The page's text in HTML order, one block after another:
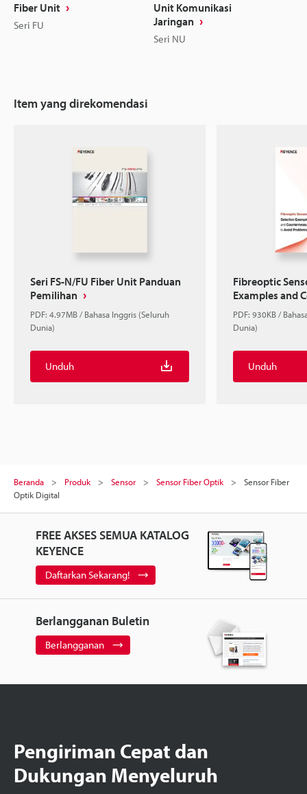
Fiber Unit
Seri FU
Unit Komunikasi
Jaringan
Seri NU
Item yang direkomendasi
Seri FS-N/FU Fiber Unit Panduan
Pemilihan
PDF: 4.97MB / Bahasa Inggris (Seluruh
Dunia)
Unduh
Fibreoptic
Examples and
PDF: 930KB /
Dunia)
Unduh
Beranda Produk Sensor Sensor Fiber Optik
Sensor Fiber
Optik Digital
FREE AKSES SEMUA KATALOG
KEYENCE
Daftarkan Sekarang!
Berlangganan Buletin
Berlangganan
Pengiriman Cepat dan
Dukungan Menyeluruh